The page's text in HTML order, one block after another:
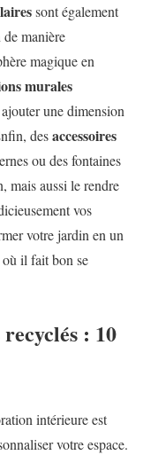
sont également
manière
magique en
murales
une dimension
desaccessoires
ou des fontaines
mais aussi le rendre
vos
votre jardin en un
il fait bon se
: 10
intérieure est
votre espace.